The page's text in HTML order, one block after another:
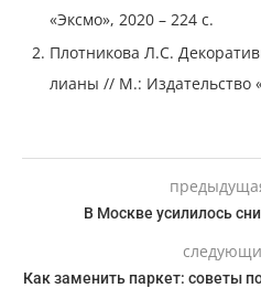
«Эксмо», 2020 – 224 с.
Плотникова Л.С.
лианы // М.: Издательство
В Москве усилилось
Как заменить паркет: советы